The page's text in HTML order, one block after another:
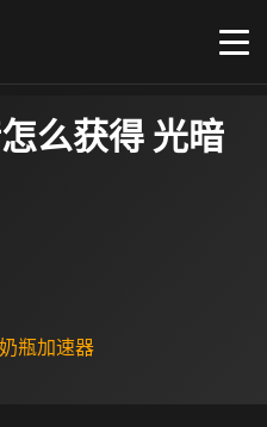
么获得 光暗
瓶加速器